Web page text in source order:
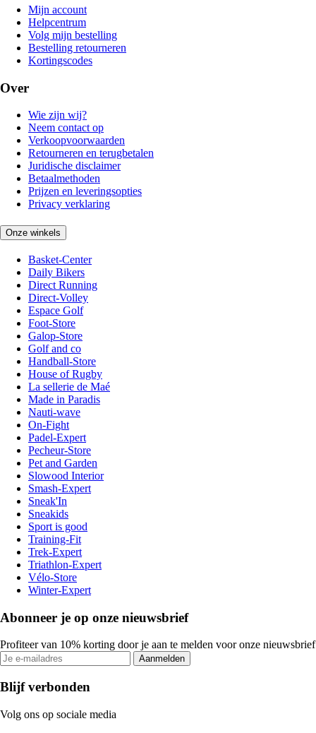
Mijn account
Helpcentrum
Volg mijn bestelling
Bestelling retourneren
Kortingscodes
Over
Wie zijn wij?
Neem contact op
Verkoopvoorwaarden
Retourneren en terugbetalen
Juridische disclaimer
Betaalmethoden
Prijzen en leveringsopties
Privacy verklaring
Onze winkels
Basket-Center
Daily Bikers
Direct Running
Direct-Volley
Espace Golf
Foot-Store
Galop-Store
Golf and co
Handball-Store
House of Rugby
La sellerie de Maé
Made in Paradis
Nauti-wave
On-Fight
Padel-Expert
Pecheur-Store
Pet and Garden
Slowood Interior
Smash-Expert
Sneak'In
Sneakids
Sport is good
Training-Fit
Trek-Expert
Triathlon-Expert
Vélo-Store
Winter-Expert
Abonneer je op onze nieuwsbrief
Profiteer van 10% korting door je aan te melden voor onze nieuwsbrief
Aanmelden
Blijf verbonden
Volg ons op sociale media